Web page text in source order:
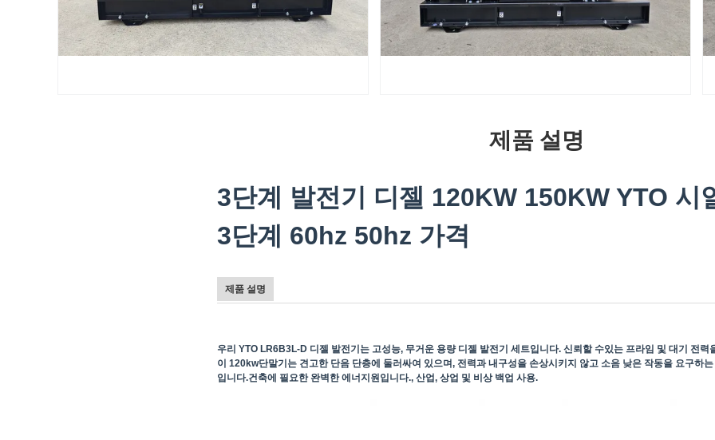
제품 설명
3단계 발전기 디젤 120KW 150KW YTO 시
3단계 60hz 50hz 가격
제품 설명
우리 YTO LR6B3L-D 디젤 발전기는 고성능, 무거운 용량 디젤 발전기 세트입니다. 신뢰할 수있는 프라임 및 대기 전력
이 120kw단말기는 견고한 단음 단층에 둘러싸여 있으며, 전력과 내구성을 손상시키지 않고 소음 낮은 작동을 요구하
입니다.건축에 필요한 완벽한 에너지원입니다., 산업, 상업 및 비상 백업 사용.